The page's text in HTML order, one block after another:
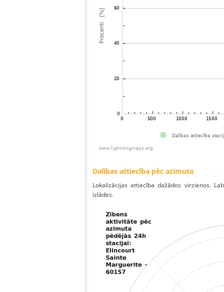
Dalības attiecība pēc azimuta
Lokalizācijas attiecība dažādos virzienos.
izlādes.